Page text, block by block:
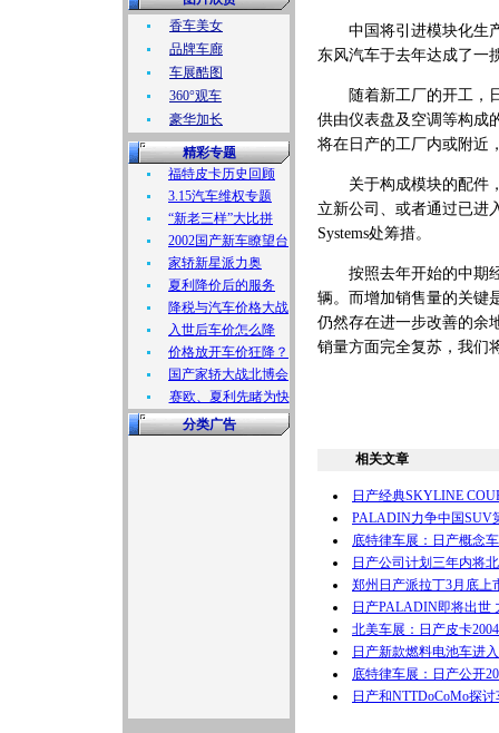
香车美女
品牌车廊
车展酷图
360°观车
豪华加长
精彩专题
福特皮卡历史回顾
3.15汽车维权专题
“新老三样”大比拼
2002国产新车瞭望台
家轿新星派力奥
夏利降价后的服务
降税与汽车价格大战
入世后车价怎么降
价格放开车价狂降？
国产家轿大战北博会
赛欧、夏利先睹为快
分类广告
中国将引进模块化生产
东风汽车于去年达成了一
随着新工厂的开工，日
供由仪表盘及空调等构成
将在日产的工厂内或附近
关于构成模块的配件，
立新公司、或者通过已进
Systems处筹措。
按照去年开始的中期经
辆。而增加销售量的关键
仍然存在进一步改善的余
销量方面完全复苏，我们
相关文章
日产经典SKYLINE
PALADIN力争中国SUV
底特律车展：日产概念
日产公司计划三年内将
郑州日产派拉丁3月底上
日产PALADIN即将出世
北美车展：日产皮卡
日产新款燃料电池车进
底特律车展：日产公开
日产和NTTDoCoMo探